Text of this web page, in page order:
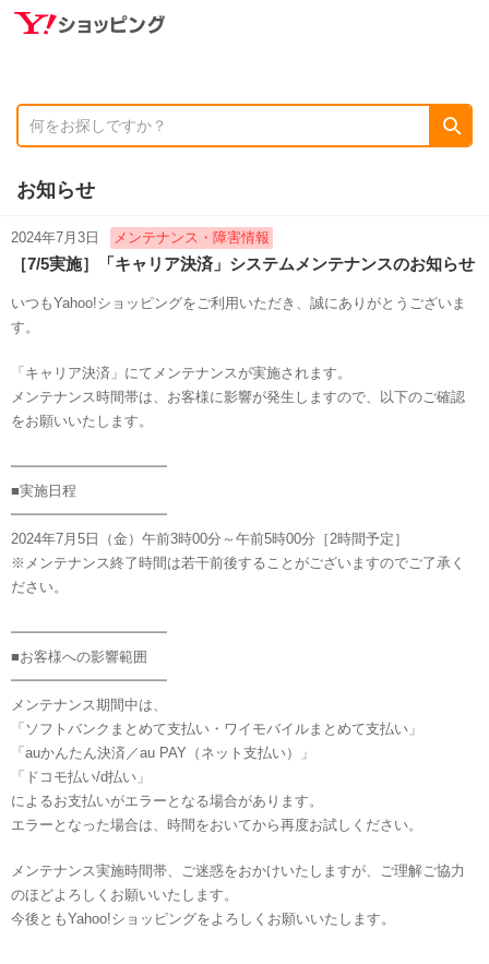
お知らせ
2024年7月3日 メンテナンス・障害情報
［7/5実施］「キャリア決済」システムメンテナンスのお知らせ
いつもYahoo!ショッピングをご利用いただき、誠にありがとうございま
す。
「キャリア決済」にてメンテナンスが実施されます。
メンテナンス時間帯は、お客様に影響が発生しますので、以下のご確認
をお願いいたします。
━━━━━━━━━━━
■実施日程
━━━━━━━━━━━
2024年7月5日（金）午前3時00分～午前5時00分［2時間予定］
※メンテナンス終了時間は若干前後することがございますのでご了承く
ださい。
━━━━━━━━━━━
■お客様への影響範囲
━━━━━━━━━━━
メンテナンス期間中は、
「ソフトバンクまとめて支払い・ワイモバイルまとめて支払い」
「auかんたん決済／au PAY（ネット支払い）」
「ドコモ払い/d払い」
によるお支払いがエラーとなる場合があります。
エラーとなった場合は、時間をおいてから再度お試しください。
メンテナンス実施時間帯、ご迷惑をおかけいたしますが、ご理解ご協力
のほどよろしくお願いいたします。
今後ともYahoo!ショッピングをよろしくお願いいたします。